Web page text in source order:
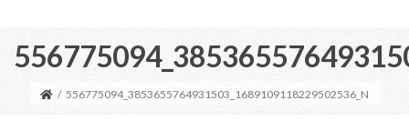
/ 556775094_3853655764931503_1689109118229502536_N